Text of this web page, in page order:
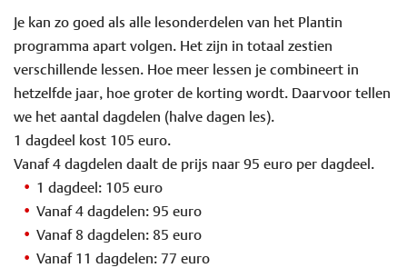
Je kan zo goed als alle lesonderdelen van het Plantin
programma apart volgen. Het zijn in totaal zestien
verschillende lessen. Hoe meer lessen je combineert in
hetzelfde jaar, hoe groter de korting wordt. Daarvoor tellen
we het aantal dagdelen (halve dagen les).
1 dagdeel kost 105 euro.
Vanaf 4 dagdelen daalt de prijs naar 95 euro per dagdeel.
1 dagdeel: 105 euro
Vanaf 4 dagdelen: 95 euro
Vanaf 8 dagdelen: 85 euro
Vanaf 11 dagdelen: 77 euro